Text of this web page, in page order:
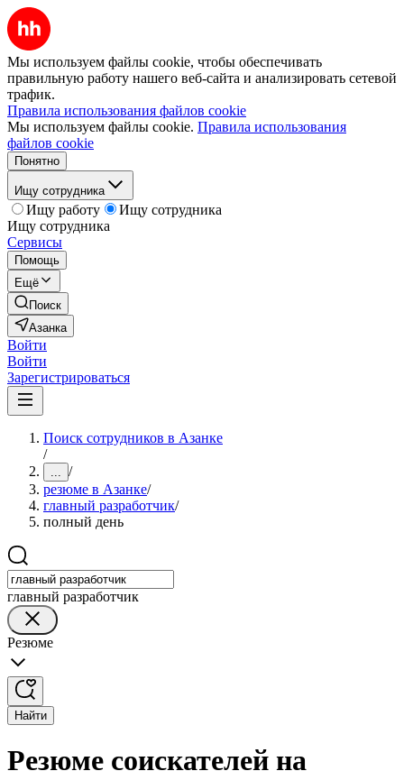
Мы используем файлы cookie, чтобы обеспечивать
правильную работу нашего веб-сайта и анализировать сетевой
трафик.
Правила использования файлов cookie
Мы используем файлы cookie. Правила использования
файлов cookie
Понятно
Ищу сотрудника
Ищу работу
Ищу сотрудника
Ищу сотрудника
Сервисы
Помощь
Ещё
Поиск
Азанка
Войти
Войти
Зарегистрироваться
Поиск сотрудников в Азанке
/
... /
резюме в Азанке/
главный разработчик/
полный день
главный разработчик
Резюме
Найти
Резюме соискателей на